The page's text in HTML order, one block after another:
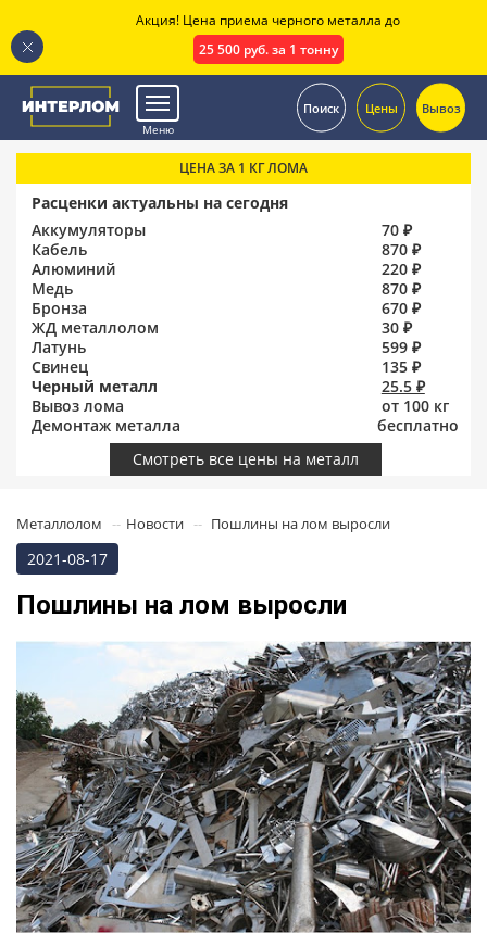
Меню
Поиск Цены Вывоз
ЦЕНА ЗА 1 КГ ЛОМА
Расценки актуальны на сегодня
Аккумуляторы
70 ₽
Кабель
870 ₽
Алюминий
220 ₽
Медь
870 ₽
Бронза
670 ₽
ЖД металлолом
30 ₽
Латунь
599 ₽
Свинец
135 ₽
Черный металл
25.5 ₽
Вывоз лома
от 100 кг
Демонтаж металла
бесплатно
Смотреть все цены на металл
Металлолом Новости Пошлины на лом выросли
2021-08-17
Пошлины на лом выросли
Акция! Цена приема черного металла до
25 500 руб. за 1 тонну
.